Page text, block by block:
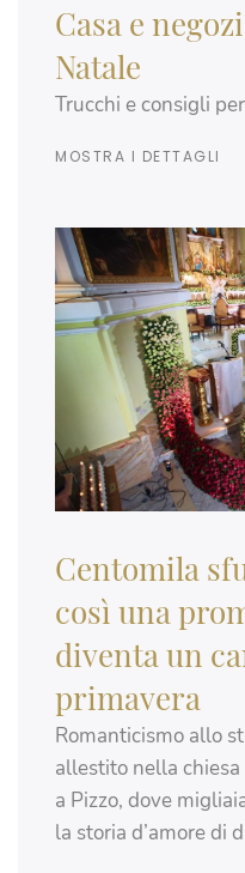
Casa e
Natale
Trucchi e consigli
MOSTRA I DETTAGLI
Centomila
così una
diventa un
primavera
Romanticismo allo
allestito nella chiesa
a Pizzo, dove
la storia d’amore di